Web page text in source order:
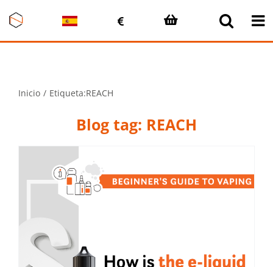
contenido
Inicio Etiqueta:REACH
Blog tag: REACH